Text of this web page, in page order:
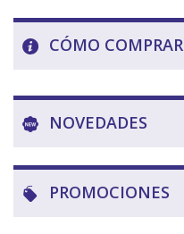
CÓMO COMPRAR
NOVEDADES
PROMOCIONES